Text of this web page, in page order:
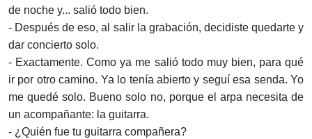
de noche y... salió todo bien.
- Después de eso, al salir la grabación, decidiste quedarte y
dar concierto solo.
- Exactamente. Como ya me salió todo muy bien, para qué
ir por otro camino. Ya lo tenía abierto y seguí esa senda. Yo
me quedé solo. Bueno solo no, porque el arpa necesita de
un acompañante: la guitarra.
- ¿Quién fue tu guitarra compañera?